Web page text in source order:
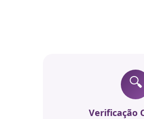
🔍
Verificação